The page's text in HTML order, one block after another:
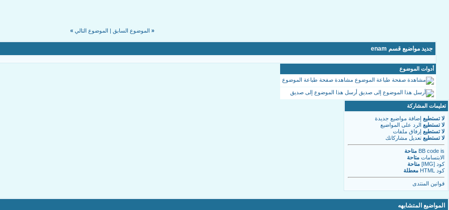
« الموضوع السابق | الموضوع التالي »
جديد مواضيع قسم enam
أدوات الموضوع
مشاهدة صفحة طباعة الموضوع
أرسل هذا الموضوع إلى صديق
تعليمات المشاركة
لا تستطيع إضافة مواضيع جديدة
لا تستطيع الرد على المواضيع
لا تستطيع إرفاق ملفات
لا تستطيع تعديل مشاركاتك
BB code is
متاحة
الابتسامات متاحة
كود [IMG]
متاحة
كود HTML
معطلة
قوانين المنتدى
المواضيع المتشابهه